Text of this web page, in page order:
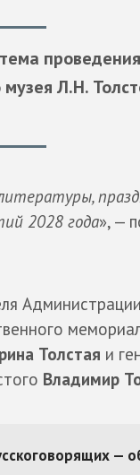
музея Л.Н.
2028 года», —
Толстая и
Владимир